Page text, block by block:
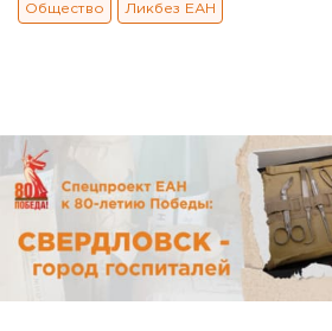
Общество Ликбез ЕАН